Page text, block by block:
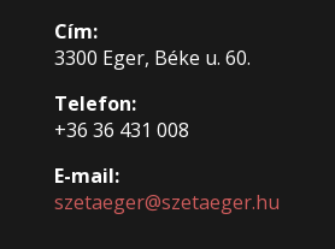
Cím:
3300 Eger, Béke u. 60.
Telefon:
+36 36 431 008
E-mail:
szetaeger@szetaeger.hu